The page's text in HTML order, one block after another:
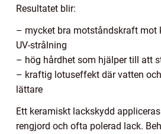
Resultatet blir:
– mycket bra motståndskraft mot
UV-strålning
– hög hårdhet som hjälper till att
– kraftig lotuseffekt där vatten
lättare
Ett keramiskt lackskydd
rengjord och ofta polerad lack.